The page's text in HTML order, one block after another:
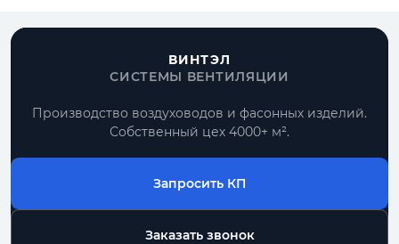
ВИНТЭЛ
СИСТЕМЫ ВЕНТИЛЯЦИИ
Производство воздуховодов и фасонных изделий.
Собственный цех 4000+ м².
Запросить КП
Заказать звонок